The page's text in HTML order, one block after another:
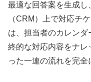
最適な回答案を生成し
（CRM）上で対応チ
は、担当者のカレン
終的な対応内容をナ
った一連の流れを完全